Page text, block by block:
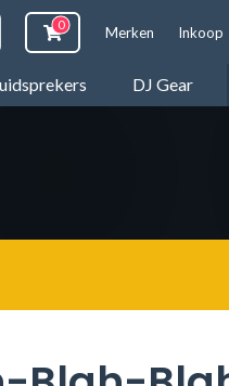
DJ Gear
Merken Inkoop